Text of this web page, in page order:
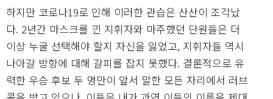
하지만 코로나19로 인해 이러한 관습은 산산이 조각났
다. 2년간 마스크를 낀 지휘자와 마주했던 단원들은 더
이상 누굴 선택해야 할지 자신을 잃었고, 지휘자들 역시
나아갈 방향에 대해 갈피를 잡지 못했다. 결론적으로 유
력한 우승 후보 두 명만이 앞서 말한 모든 자리에서 러브